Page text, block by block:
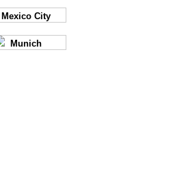
Mexico City
Munich